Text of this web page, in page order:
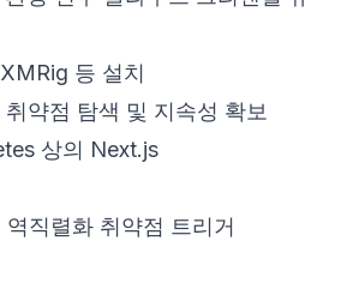
등 설치
약점 탐색 및 지속성 확보
상의 Next.js
직렬화 취약점 트리거